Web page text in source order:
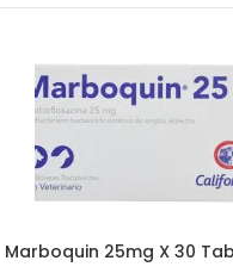
Marboquin 25mg X 30